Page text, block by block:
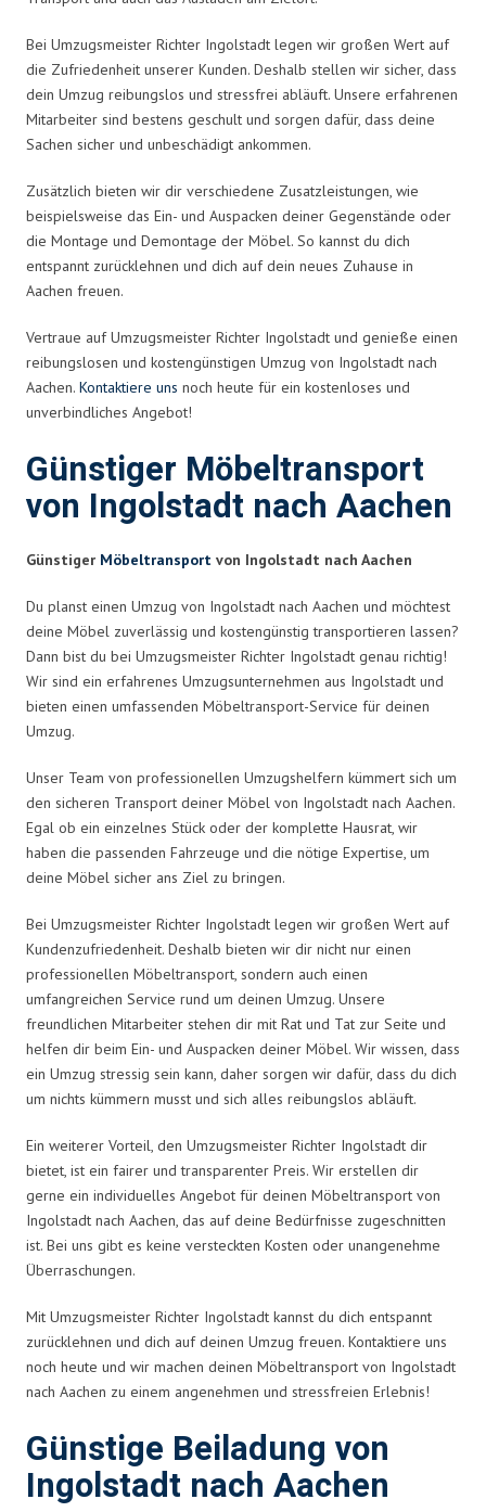
Bei Umzugsmeister Richter Ingolstadt legen wir großen Wert auf
die Zufriedenheit unserer Kunden. Deshalb stellen wir sicher, dass
dein Umzug reibungslos und stressfrei abläuft. Unsere erfahrenen
Mitarbeiter sind bestens geschult und sorgen dafür, dass deine
Sachen sicher und unbeschädigt ankommen.
Zusätzlich bieten wir dir verschiedene Zusatzleistungen, wie
beispielsweise das Ein- und Auspacken deiner Gegenstände oder
die Montage und Demontage der Möbel. So kannst du dich
entspannt zurücklehnen und dich auf dein neues Zuhause in
Aachen freuen.
Vertraue auf Umzugsmeister Richter Ingolstadt und genieße einen
reibungslosen und kostengünstigen Umzug von Ingolstadt nach
Aachen. Kontaktiere uns noch heute für ein kostenloses und
unverbindliches Angebot!
Günstiger Möbeltransport
von Ingolstadt nach Aachen
Günstiger Möbeltransport von Ingolstadt nach Aachen
Du planst einen Umzug von Ingolstadt nach Aachen und möchtest
deine Möbel zuverlässig und kostengünstig transportieren lassen?
Dann bist du bei Umzugsmeister Richter Ingolstadt genau richtig!
Wir sind ein erfahrenes Umzugsunternehmen aus Ingolstadt und
bieten einen umfassenden Möbeltransport-Service für deinen
Umzug.
Unser Team von professionellen Umzugshelfern kümmert sich um
den sicheren Transport deiner Möbel von Ingolstadt nach Aachen.
Egal ob ein einzelnes Stück oder der komplette Hausrat, wir
haben die passenden Fahrzeuge und die nötige Expertise, um
deine Möbel sicher ans Ziel zu bringen.
Bei Umzugsmeister Richter Ingolstadt legen wir großen Wert auf
Kundenzufriedenheit. Deshalb bieten wir dir nicht nur einen
professionellen Möbeltransport, sondern auch einen
umfangreichen Service rund um deinen Umzug. Unsere
freundlichen Mitarbeiter stehen dir mit Rat und Tat zur Seite und
helfen dir beim Ein- und Auspacken deiner Möbel. Wir wissen, dass
ein Umzug stressig sein kann, daher sorgen wir dafür, dass du dich
um nichts kümmern musst und sich alles reibungslos abläuft.
Ein weiterer Vorteil, den Umzugsmeister Richter Ingolstadt dir
bietet, ist ein fairer und transparenter Preis. Wir erstellen dir
gerne ein individuelles Angebot für deinen Möbeltransport von
Ingolstadt nach Aachen, das auf deine Bedürfnisse zugeschnitten
ist. Bei uns gibt es keine versteckten Kosten oder unangenehme
Überraschungen.
Mit Umzugsmeister Richter Ingolstadt kannst du dich entspannt
zurücklehnen und dich auf deinen Umzug freuen. Kontaktiere uns
noch heute und wir machen deinen Möbeltransport von Ingolstadt
nach Aachen zu einem angenehmen und stressfreien Erlebnis!
Günstige Beiladung von
Ingolstadt nach Aachen